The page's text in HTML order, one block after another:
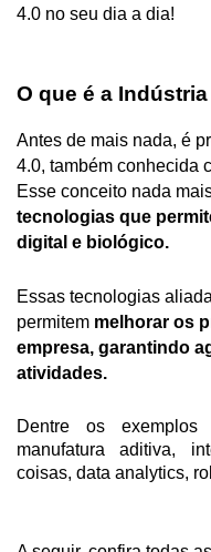
4.0 no seu dia a dia!
O que é a Indústria
Antes de mais nada, é
4.0, também conhecida
Esse conceito nada
tecnologias que
digital e biológico.
Essas tecnologias
permitem melhorar os
empresa, garantindo
atividades.
Dentre os
manufatura aditiva,
coisas, data analytics,